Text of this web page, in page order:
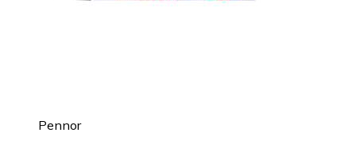
Pennor